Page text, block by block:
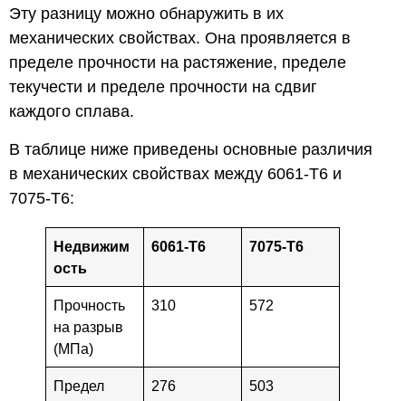
Эту разницу можно обнаружить в их
механических свойствах. Она проявляется в
пределе прочности на растяжение, пределе
текучести и пределе прочности на сдвиг
каждого сплава.
В таблице ниже приведены основные различия
в механических свойствах между 6061-T6 и
7075-T6:
Недвижим
ость
6061-T6 7075-T6
Прочность
на разрыв
(МПа)
310 572
Предел
276 503